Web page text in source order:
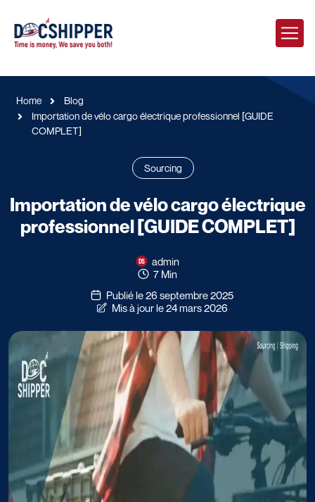
Home
Blog
Importation de vélo cargo électrique professionnel [GUIDE
COMPLET]
Sourcing
Importation de vélo cargo électrique
professionnel [GUIDE COMPLET]
admin
7 Min
Publié le 26 septembre 2025
Mis à jour le 24 mars 2026